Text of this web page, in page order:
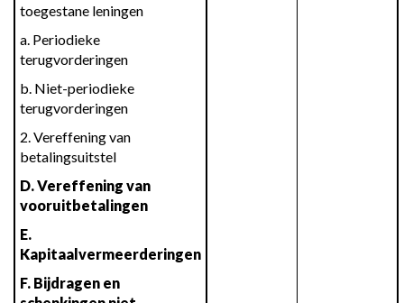
toegestane leningen
a. Periodieke
terugvorderingen
b. Niet-periodieke
terugvorderingen
2. Vereffening van
betalingsuitstel
D. Vereffening van
vooruitbetalingen
E.
Kapitaalvermeerderingen
F. Bijdragen en